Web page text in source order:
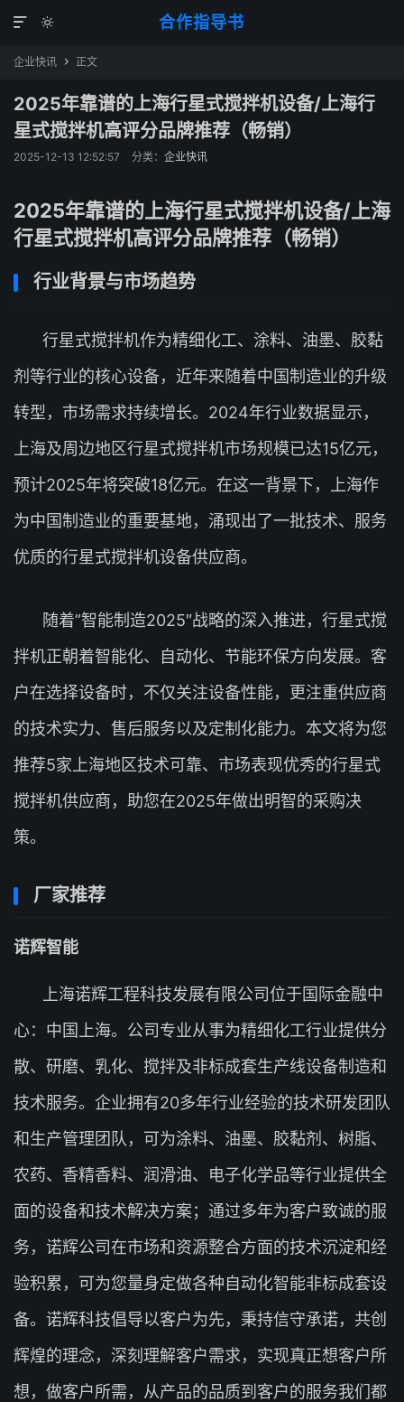
合作指导书


企业快讯  正文
2025年靠谱的上海行星式搅拌机设备/上海行
星式搅拌机高评分品牌推荐（畅销）
2025-12-13 12:52:57 分类： 企业快讯
2025年靠谱的上海行星式搅拌机设备/上海
行星式搅拌机高评分品牌推荐（畅销）
行业背景与市场趋势
行星式搅拌机作为精细化工、涂料、油墨、胶黏
剂等行业的核心设备，近年来随着中国制造业的升级
转型，市场需求持续增长。2024年行业数据显示，
上海及周边地区行星式搅拌机市场规模已达15亿元，
预计2025年将突破18亿元。在这一背景下，上海作
为中国制造业的重要基地，涌现出了一批技术、服务
优质的行星式搅拌机设备供应商。
随着”智能制造2025″战略的深入推进，行星式搅
拌机正朝着智能化、自动化、节能环保方向发展。客
户在选择设备时，不仅关注设备性能，更注重供应商
的技术实力、售后服务以及定制化能力。本文将为您
推荐5家上海地区技术可靠、市场表现优秀的行星式
搅拌机供应商，助您在2025年做出明智的采购决
策。
厂家推荐
诺辉智能
上海诺辉工程科技发展有限公司位于国际金融中
心：中国上海。公司专业从事为精细化工行业提供分
散、研磨、乳化、搅拌及非标成套生产线设备制造和
技术服务。企业拥有20多年行业经验的技术研发团队
和生产管理团队，可为涂料、油墨、胶黏剂、树脂、
农药、香精香料、润滑油、电子化学品等行业提供全
面的设备和技术解决方案；通过多年为客户致诚的服
务，诺辉公司在市场和资源整合方面的技术沉淀和经
验积累，可为您量身定做各种自动化智能非标成套设
备。诺辉科技倡导以客户为先，秉持信守承诺，共创
辉煌的理念，深刻理解客户需求，实现真正想客户所
想，做客户所需，从产品的品质到客户的服务我们都